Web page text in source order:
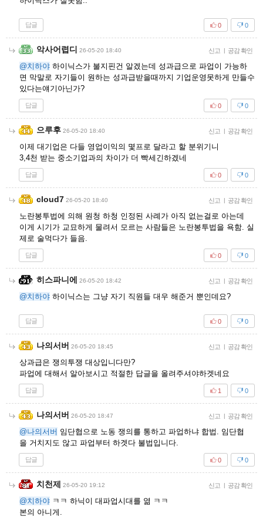
답글 0
0
악사어렵디 26-05-20 18:40 신고 | 공감 확인
@치하야 하이닉스가 불지핀건 알겠는데 성과급으로 파업이 가능하
면 막말로 자기들이 원하는 성과급받을때까지 기업운영못하게 만들수
있다는얘기아닌가?
답글 0
0
으루후 26-05-20 18:40 신고 | 공감 확인
이제 대기업은 다들 영업이익의 몇프로 달라고 할 분위기니
3,4천 받는 중소기업과의 차이가 더 빡세긴하겠네
답글 0
0
cloud7 26-05-20 18:40 신고 | 공감 확인
노란봉투법에 의해 원청 하청 인정된 사례가 아직 없는걸로 아는데
이게 시기가 교묘하게 물려서 모르는 사람들은 노란봉투법을 욕함. 실
제로 술먹다가 들음.
답글 0
0
히스파니에 26-05-20 18:42 신고 | 공감 확인
@치하야 하이닉스는 그냥 자기 직원들 대우 해준거 뿐인데요?
답글 0
0
나의서버 26-05-20 18:45 신고 | 공감 확인
상과급은 쟁의투쟁 대상입니다만?
파업에 대해서 알아보시고 적절한 답글을 올려주셔야하겟네요
답글 0
1
나의서버 26-05-20 18:47 신고 | 공감 확인
@나의서버 임단협으로 노동 쟁의를 통하고 파업하냐 합법. 임단협
을 거치지도 않고 파업부터 하겟다 불법입니다.
답글 0
0
치천제 26-05-20 19:12 신고 | 공감 확인
@치하야 ㅋㅋ 하닉이 대파업시대를 엶 ㅋㅋ
본의 아니게.